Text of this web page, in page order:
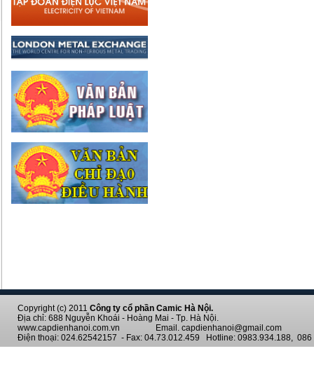
Copyright (c) 2011 Công ty cổ phần Camic Hà Nội.
Địa chỉ: 688 Nguyễn Khoái - Hoàng Mai - Tp. Hà Nội.
www.capdienhanoi.com.vn Email. capdienhanoi@gmail.com
Điện thoại: 024.62542157 - Fax: 04.73.012.459 Hotline: 0983.934.188, 086